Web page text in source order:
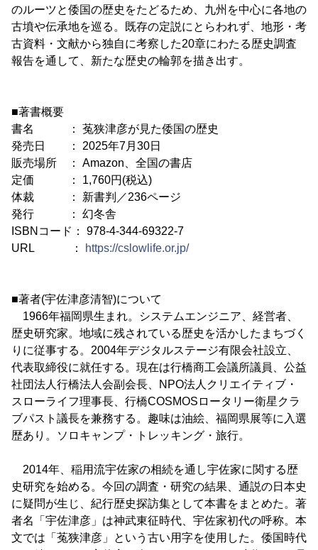
のルーツと倭国の歴史をたどるため、九州を中心に各地の
古墳や伝承地を巡る。既存の定説にとらわれず、地形・考
古資料・文献から独自に考察した20章にわたる歴史調査
報告を通して、新たな歴史の輪郭を描き出す。
■著書概要
書名 ： 菟狭津彦が見た倭国の歴史
発売日 ： 2025年7月30日
販売場所 ： Amazon、全国の書店
定価 ： 1,760円(税込)
体裁 ： 新書判／236ページ
発行 ： 幻冬舎
ISBNコード： 978-4-344-69322-7
URL ：
https://cslowlife.or.jp/
■著者(宇佐津彦清智)について
1966年福岡県生まれ。システムエンジニア、経営者、
歴史研究家。地域に残されている歴史を活かしたまちづく
りに従事する。2004年デジタルステージ有限会社設立、
代表取締役に就任する。現在は行橋商工会議所議員、公益
社団法人行橋法人会副会長、NPO法人クリエイティブ・
スローライフ理事長、行橋COSMOSロータリー衛星クラ
ブパスト議長を兼務する。趣味は油絵、福岡県展等に入選
歴あり。ソロキャンプ・トレッキング・旅行。
2014年、稲用流宇佐家の相続を通し宇佐家に関する歴
史研究を始める。今回の調査・研究の結果、通説の日本史
に疑問が生じ、紀行歴史探訪集として本書をまとめた。著
者名「宇佐津彦」は神武東征時代、宇佐家初代の呼称。本
文では「菟狭津彦」という古い用字を使用した。倭国時代